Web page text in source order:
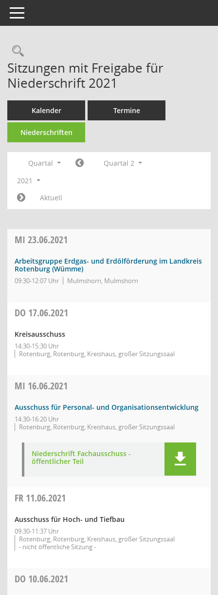
Toggle navigation
Rechercheauswahl
Sitzungen mit Freigabe für
Niederschrift 2021
Kalender Termine
Niederschriften
Quartal
Quartal 2
2021
Aktuell
MI 23.06.2021
Arbeitsgruppe Erdgas- und Erdölförderung im Landkreis
Rotenburg (Wümme)
09:30-12:07 Uhr Mulmshorn, Mulmshorn
DO 17.06.2021
Kreisausschuss
14:30-15:30 Uhr
Rotenburg, Rotenburg, Kreishaus, großer Sitzungssaal
MI 16.06.2021
Ausschuss für Personal- und Organisationsentwicklung
14:30-16:20 Uhr
Rotenburg, Rotenburg, Kreishaus, großer Sitzungssaal
Niederschrift Fachausschuss -
öffentlicher Teil
FR 11.06.2021
Ausschuss für Hoch- und Tiefbau
09:30-11:37 Uhr
Rotenburg, Rotenburg, Kreishaus, großer Sitzungssaal
- nicht öffentliche Sitzung -
DO 10.06.2021